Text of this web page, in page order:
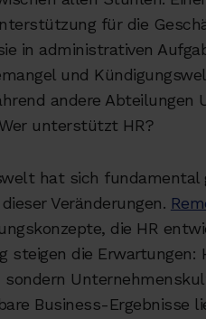
für die
in administrativen
und
andere
unterstützt HR?
hat sich
Veränderungen.
die HR
steigen die
sondern
Business-Ergebnisse